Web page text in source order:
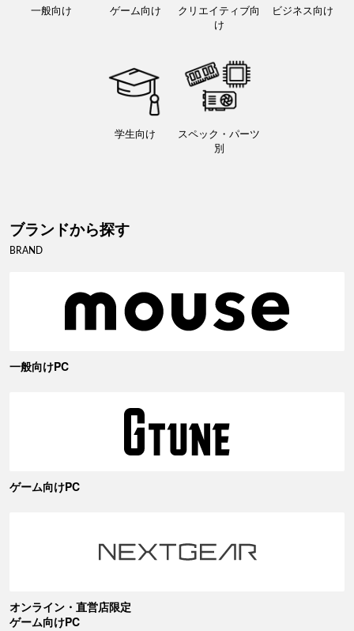
一般向け ゲーム向け
クリエイティブ向
け
ビジネス向け
学生向け
スペック・パーツ
別
ブランドから探す
BRAND
一般向けPC
ゲーム向けPC
オンライン・直営店限定
ゲーム向けPC